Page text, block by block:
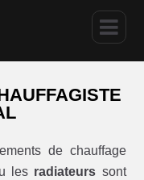
de chauffage
les radiateurs sont